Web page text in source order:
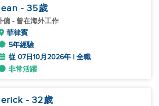
- 35歲
傭 - 曾在海外工作
菲律賓
5年經驗
從 07日10月2026年 | 全職
非常活躍
- 32歲